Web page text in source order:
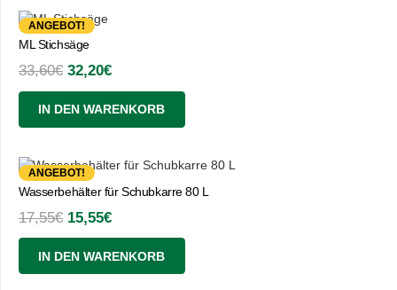
ANGEBOT!
ML Stichsäge
33,60€ Ursprünglicher
Preis
war:
33,60€
32,20€Aktueller
Preis
ist:
32,20€.
IN DEN WARENKORB
ANGEBOT!
Wasserbehälter für Schubkarre 80 L
17,55€ Ursprünglicher
Preis
war:
17,55€
15,55€Aktueller
Preis
ist:
15,55€.
IN DEN WARENKORB